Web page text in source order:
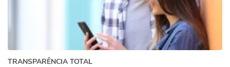
TRANSPARÊNCIA TOTAL